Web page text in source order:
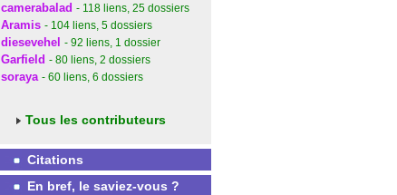
camerabalad - 118 liens, 25 dossiers
Aramis - 104 liens, 5 dossiers
diesevehel - 92 liens, 1 dossier
Garfield - 80 liens, 2 dossiers
soraya - 60 liens, 6 dossiers
Tous les contributeurs
Citations
En bref, le saviez-vous ?